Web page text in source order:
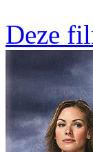
Deze